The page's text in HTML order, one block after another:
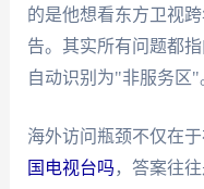
的是他想看东方卫视
告。其实所有问题都
自动识别为"非服务区"
海外访问瓶颈不仅在
国电视台吗 ，答案往